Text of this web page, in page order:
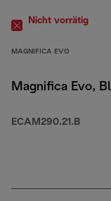
Nicht vorrätig
MAGNIFICA EVO
Magnifica Evo,
ECAM290.21.B